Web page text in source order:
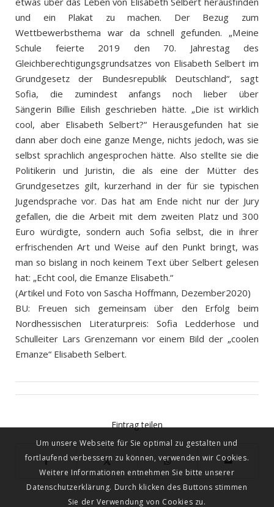
und ein Plakat zu machen. Der Bezug zum
Wettbewerbsthema war da schnell gefunden. „Meine
Schule feierte 2019 den 70. Jahrestag des
Gleichberechtigungsgrundsatzes von Elisabeth Selbert im
Grundgesetz der Bundesrepublik Deutschland“, sagt
Sofia, die zumindest anfangs noch lieber über
Sängerin Billie Eilish geschrieben hätte. „Die ist wirklich
cool, aber Elisabeth Selbert?“ Herausgefunden hat sie
dann aber doch eine ganze Menge, nichts jedoch, was sie
selbst sprachlich angesprochen hätte. Also stellte sie die
Politikerin und Juristin, die als eine der Mütter des
Grundgesetzes gilt, kurzerhand in der für sie typischen
Jugendsprache vor. Das hat am Ende nicht nur der Jury
gefallen, die die Arbeit mit dem zweiten Platz und 300
Euro würdigte, sondern auch Sofia selbst, die in ihrer
erfrischenden Art und Weise auf den Punkt bringt, was
man so bislang in noch keinem Text über Selbert gelesen
hat: „Echt cool, die Emanze Elisabeth.“
(Artikel und Foto von Sascha Hoffmann, Dezember2020)
BU: Freuen sich gemeinsam über den Erfolg beim
Nordhessischen Literaturpreis: Sofia Ledderhose und
Schulleiter Lars Grenzemann vor einem Bild der „coolen
Emanze“ Elisabeth Selbert.
Eintrag teilen
Um unsere Webseite für Sie optimal zu gestalten und
fortlaufend verbessern zu können, verwenden wir Cookies.
Weitere Informationen entnehmen Sie bitte unserer
Datenschutzerklärung. Durch klicken des Buttons stimmen
Sie der Verwendung von Cookies zu.